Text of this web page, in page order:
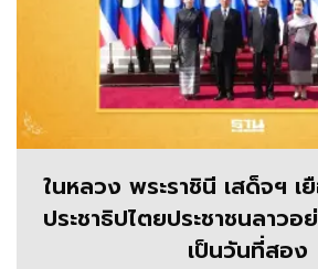
ในหลวง พระราชินี เสด็จฯ เ
ประชาธิปไตยประชาชนลาวอ
เป็นวันที่สอง